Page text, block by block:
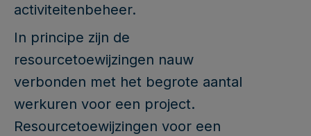
activiteitenbeheer.
In principe zijn de
resourcetoewijzingen nauw
verbonden met het begrote aantal
werkuren voor een project.
Resourcetoewijzingen voor een